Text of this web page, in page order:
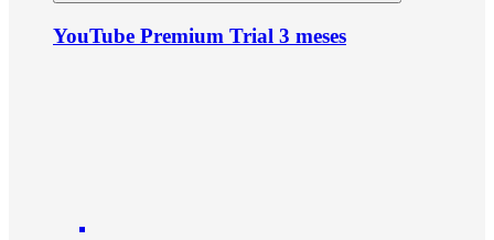
YouTube Premium Trial 3 meses